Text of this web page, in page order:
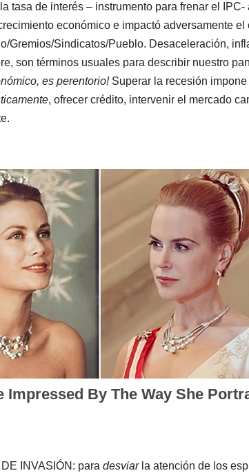
tasa de interés – instrumento para frenar el
económico e impactó adversamente
Gremios/Sindicatos/Pueblo. Desaceleración,
son términos usuales para describir nuestro
es perentorio! Superar la recesión
, ofrecer crédito, intervenir el mercado
INVASIÓN: para desviar la atención de los